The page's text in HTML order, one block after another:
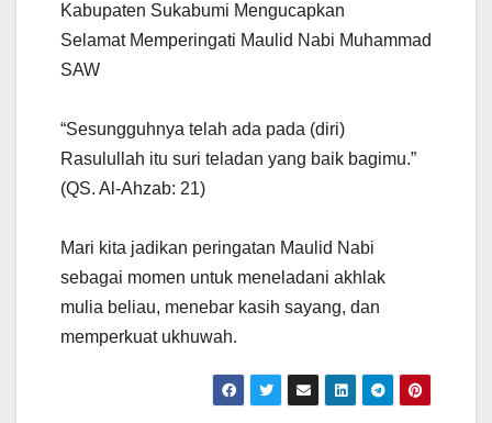
Kabupaten Sukabumi Mengucapkan
Selamat Memperingati Maulid Nabi Muhammad
SAW
“Sesungguhnya telah ada pada (diri)
Rasulullah itu suri teladan yang baik bagimu.”
(QS. Al-Ahzab: 21)
Mari kita jadikan peringatan Maulid Nabi
sebagai momen untuk meneladani akhlak
mulia beliau, menebar kasih sayang, dan
memperkuat ukhuwah.